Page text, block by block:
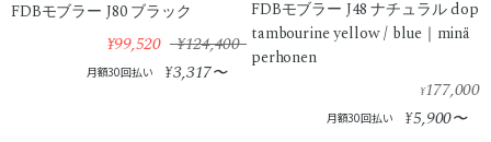
FDBモブラー J80 ブラック
¥99,520 ¥124,400
月額30回払い ¥3,317〜
FDBモブラー J48 ナチュラル dop
tambourine yellow / blue｜minä
perhonen
¥177,000
月額30回払い ¥5,900〜